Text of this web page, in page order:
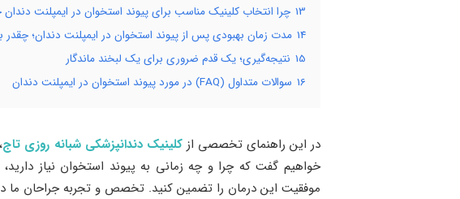
13 چرا انتخاب کلینیک مناسب برای پیوند استخوان در ایمپلنت
14 مدت زمان بهبودی پس از پیوند استخوان در ایمپلنت دندان؛ چقدر
15 نتیجه‌گیری؛ یک قدم ضروری برای یک لبخند ماندگار
16 سوالات متداول (FAQ) در مورد پیوند استخوان در ایمپلنت دندان
در این راهنمای تخصصی ازکلینیک دندانپزشکی شبانه روزی تاج
خواهیم گفت که چرا و چه زمانی به پیوند استخوان نیاز
موفقیت این درمان را تضمین کنید. تخصص و تجربه جراحان ما